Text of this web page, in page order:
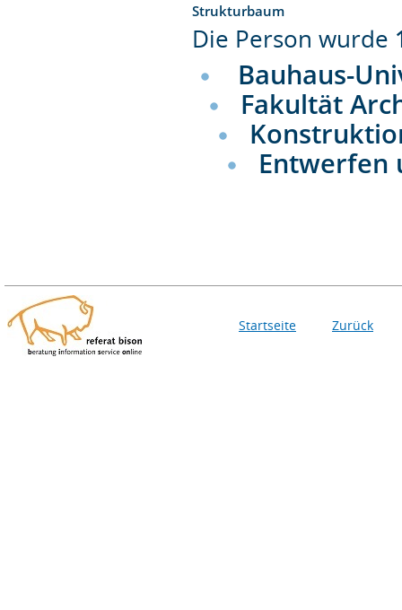
Strukturbaum
Die Person wurde
Bauhaus-
Fakultät
Startseite Zurück